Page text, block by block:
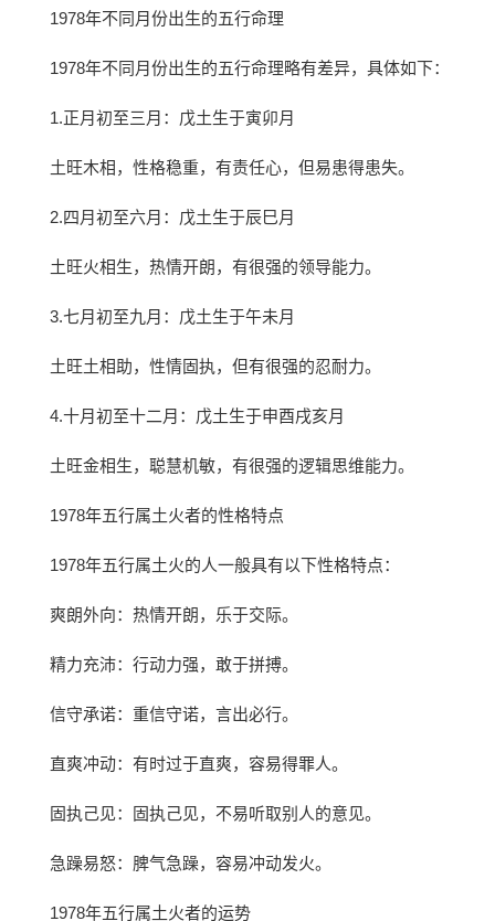
1978年不同月份出生的五行命理
1978年不同月份出生的五行命理略有差异，具体如下：
1.正月初至三月：戊土生于寅卯月
土旺木相，性格稳重，有责任心，但易患得患失。
2.四月初至六月：戊土生于辰巳月
土旺火相生，热情开朗，有很强的领导能力。
3.七月初至九月：戊土生于午未月
土旺土相助，性情固执，但有很强的忍耐力。
4.十月初至十二月：戊土生于申酉戌亥月
土旺金相生，聪慧机敏，有很强的逻辑思维能力。
1978年五行属土火者的性格特点
1978年五行属土火的人一般具有以下性格特点：
爽朗外向：热情开朗，乐于交际。
精力充沛：行动力强，敢于拼搏。
信守承诺：重信守诺，言出必行。
直爽冲动：有时过于直爽，容易得罪人。
固执己见：固执己见，不易听取别人的意见。
急躁易怒：脾气急躁，容易冲动发火。
1978年五行属土火者的运势